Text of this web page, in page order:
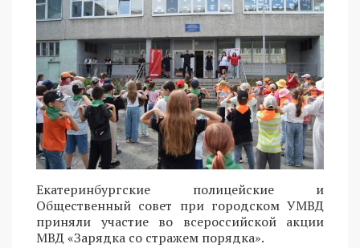
Екатеринбургские полицейские и
Общественный совет при городском УМВД
приняли участие во всероссийской акции
МВД «Зарядка со стражем порядка».